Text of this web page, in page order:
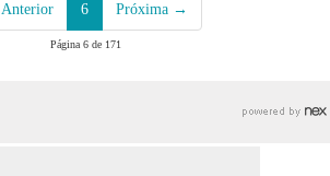
6 Próxima →
Página 6 de 171